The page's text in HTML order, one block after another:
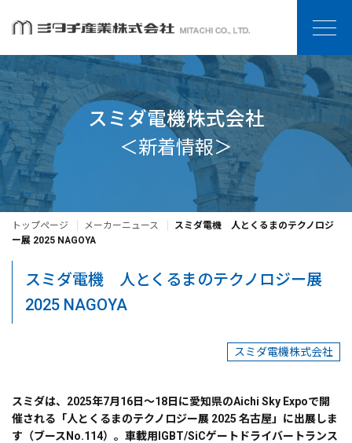
スミダ電機株式会社
＜新着情報＞
トップページ メーカーニュース
スミダ電機 人とくるまのテクノロジ
ー展 2025 NAGOYA
スミダ電機 人とくるまのテクノロジー展
2025 NAGOYA
スミダ電機株式会社
スミダは、2025年7月16日～18日に愛知県のAichi Sky Expoで開
催される「人とくるまのテクノロジー展 2025 名古屋」に出展しま
す（ブースNo.114）。車載用IGBT/SiCゲートドライバートランス